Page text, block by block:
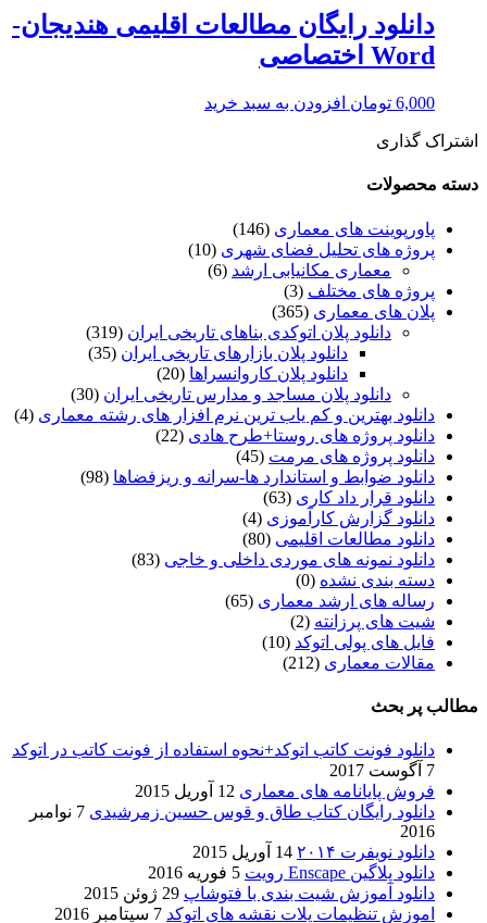
دانلود رایگان مطالعات اقلیمی هندیجان-
Word اختصاصی
6,000 تومان افزودن به سبد خرید
اشتراک گذاری
دسته محصولات
پاورپوینت های معماری (146)
پروژه های تحلیل فضای شهری (10)
معماری مکانیابی ارشد (6)
پروژه های مختلف (3)
پلان های معماری (365)
دانلود پلان اتوکدی بناهای تاریخی ایران (319)
دانلود پلان بازارهای تاریخی ایران (35)
دانلود پلان کاروانسراها (20)
دانلود پلان مساجد و مدارس تاریخی ایران (30)
دانلود بهترین و کم یاب ترین نرم افزار های رشته معماری (4)
دانلود پروژه های روستا+طرح هادی (22)
دانلود پروژه های مرمت (45)
دانلود ضوابط و استاندارد ها-سرانه و ریزفضاها (98)
دانلود قرار داد کاری (63)
دانلود گزارش کارآموزی (4)
دانلود مطالعات اقلیمی (80)
دانلود نمونه های موردی داخلی و خاجی (83)
دسته بندی نشده (0)
رساله های ارشد معماری (65)
شیت های پرزانته (2)
فایل های پولی اتوکد (10)
مقالات معماری (212)
مطالب پر بحث
دانلود فونت کاتب اتوکد+نحوه استفاده از فونت کاتب در اتوکد
7 آگوست 2017
فروش پایانامه های معماری 12 آوریل 2015
دانلود رایگان کتاب طاق و قوس حسین زمرشیدی
7 نوامبر
2016
دانلود نویفرت ۲۰۱۴
14 آوریل 2015
دانلود پلاگین Enscape رویت
5 فوریه 2016
دانلود آموزش شیت بندی با فتوشاپ 29 ژوئن 2015
اموزش تنظیمات پلات نقشه های اتوکد 7 سپتامبر 2016